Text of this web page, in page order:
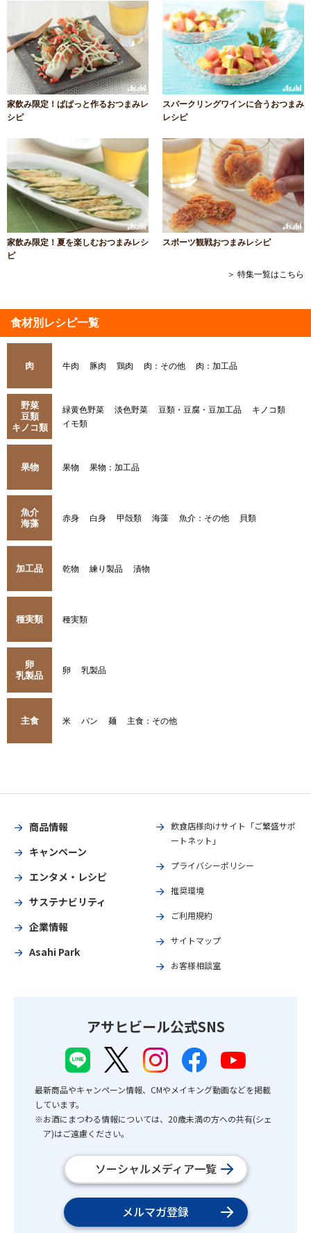
家飲み限定！ぱぱっと作るおつまみレ
シピ
スパークリングワインに合うおつまみ
レシピ
家飲み限定！夏を楽しむおつまみレシ
ピ
スポーツ観戦おつまみレシピ
＞ 特集一覧はこちら
食材別レシピ一覧
肉 牛肉 豚肉 鶏肉 肉：その他 肉：加工品
野菜
豆類
キノコ類
緑黄色野菜 淡色野菜 豆類・豆腐・豆加工品
キノコ類
イモ類
果物 果物 果物：加工品
魚介
海藻
赤身 白身 甲殻類 海藻 魚介：その他 貝類
加工品 乾物 練り製品 漬物
種実類 種実類
卵
乳製品
卵 乳製品
主食 米 パン 麺 主食：その他
商品情報
キャンペーン
エンタメ・レシピ
サステナビリティ
企業情報
Asahi Park
飲食店様向けサイト「ご繁盛サポ
ートネット」
プライバシーポリシー
推奨環境
ご利用規約
サイトマップ
お客様相談室
アサヒビール公式SNS
最新商品やキャンペーン情報、CMやメイキング動画などを掲載
しています。
※お酒にまつわる情報については、20歳未満の方への共有(シェ
ア)はご遠慮ください。
ソーシャルメディア一覧
メルマガ登録